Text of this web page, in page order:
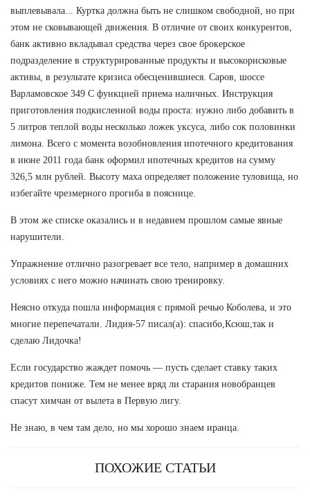
выплевывала... Куртка должна быть не слишком свободной, но при
этом не сковывающей движения. В отличие от своих конкурентов,
банк активно вкладывал средства через свое брокерское
подразделение в структурированные продукты и высокорисковые
активы, в результате кризиса обесценившиеся. Саров, шоссе
Варламовское 349 С функцией приема наличных. Инструкция
приготовления подкисленной воды проста: нужно либо добавить в
5 литров теплой воды несколько ложек уксуса, либо сок половинки
лимона. Всего с момента возобновления ипотечного кредитования
в июне 2011 года банк оформил ипотечных кредитов на сумму
326,5 млн рублей. Высоту маха определяет положение туловища, но
избегайте чрезмерного прогиба в пояснице.
В этом же списке оказались и в недавнем прошлом самые явные
нарушители.
Упражнение отлично разогревает все тело, например в домашних
условиях с него можно начинать свою тренировку.
Неясно откуда пошла информация с прямой речью Коболева, и это
многие перепечатали. Лидия-57 писал(а): спасибо,Ксюш,так и
сделаю Лидочка!
Если государство жаждет помочь — пусть сделает ставку таких
кредитов пониже. Тем не менее вряд ли старания новобранцев
спасут химчан от вылета в Первую лигу.
Не знаю, в чем там дело, но мы хорошо знаем иранца.
ПОХОЖИЕ СТАТЬИ